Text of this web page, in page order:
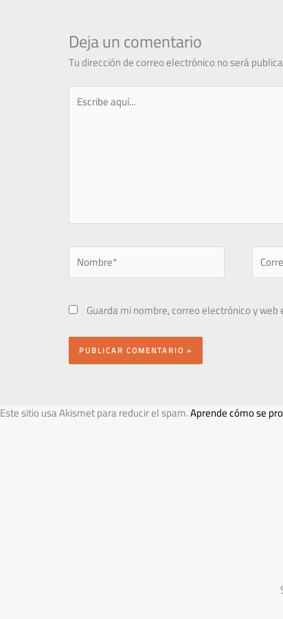
Deja un comentario
Tu dirección de correo electrónico no será
Escribe
aquí...
Nombre* Correo
Guarda mi nombre, correo electrónico y
Este sitio usa Akismet para reducir el spam.Aprende cómo se